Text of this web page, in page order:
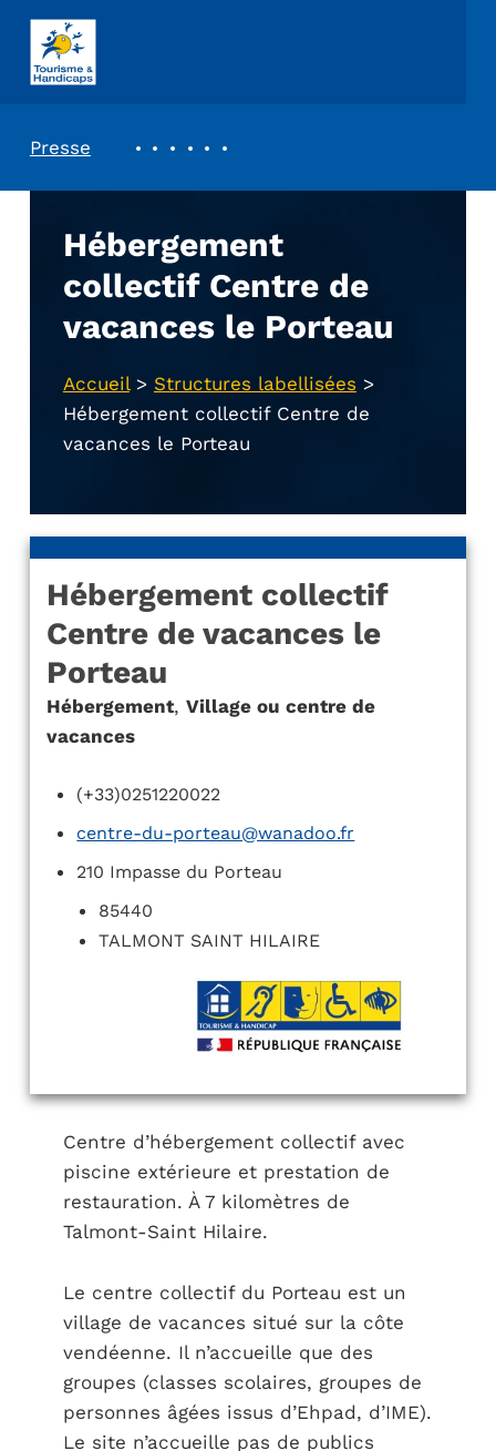
ASSOCIATION TOURISME ET HANDICAPS
Presse
Hébergement
collectif Centre de
vacances le Porteau
Accueil> Structures labellisées >
Hébergement collectif Centre de
vacances le Porteau
Hébergement collectif
Centre de vacances le
Porteau
Hébergement, Village ou centre de
vacances
(+33)0251220022
centre-du-porteau@wanadoo.fr
210 Impasse du Porteau
85440
TALMONT SAINT HILAIRE
Centre d’hébergement collectif avec
piscine extérieure et prestation de
restauration. À 7 kilomètres de
Talmont-Saint Hilaire.
Le centre collectif du Porteau est un
village de vacances situé sur la côte
vendéenne. Il n’accueille que des
groupes (classes scolaires, groupes de
personnes âgées issus d’Ehpad, d’IME).
Le site n’accueille pas de publics